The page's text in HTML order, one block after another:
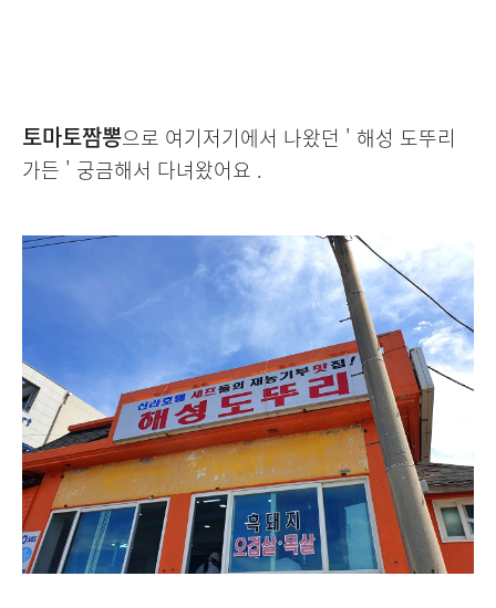
토마토짬뽕으로 여기저기에서 나왔던 ' 해성 도뚜리
가든 ' 궁금해서 다녀왔어요 .